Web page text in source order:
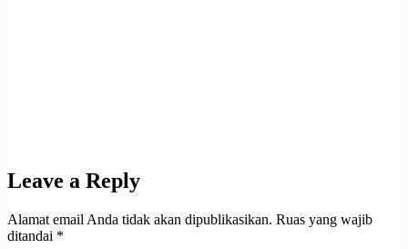
Leave a Reply
Alamat email Anda tidak akan dipublikasikan. Ruas yang wajib
ditandai *